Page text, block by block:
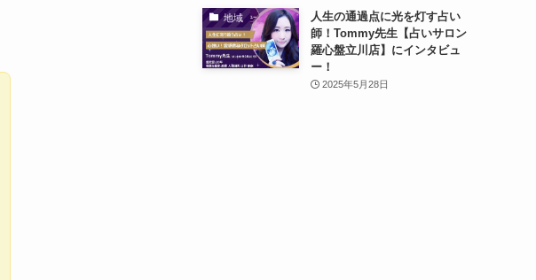
地域
人生の通過点に光を灯す占い
師！Tommy先生【占いサロン
羅心盤立川店】にインタビュ
ー！
2025年5月28日